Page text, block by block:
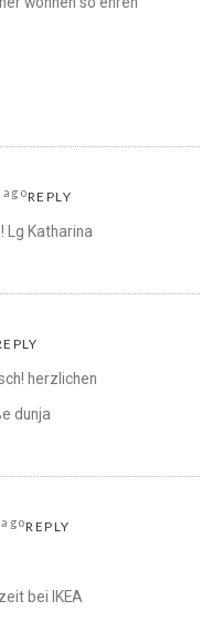
agoREPLY
Lg Katharina
herzlichen
dunja
REPLY
bei IKEA